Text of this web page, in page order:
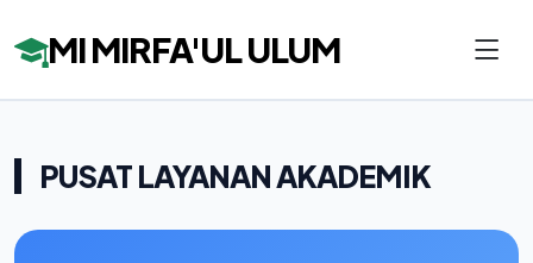
MI MIRFA'UL ULUM
PUSAT LAYANAN AKADEMIK